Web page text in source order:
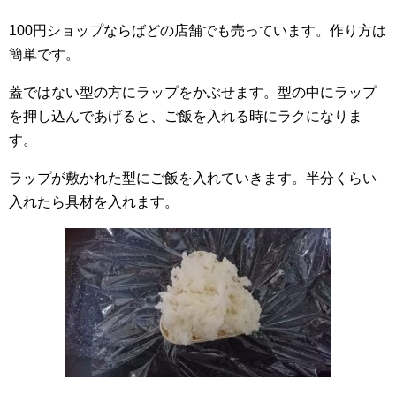
100円ショップならばどの店舗でも売っています。作り方は
簡単です。
蓋ではない型の方にラップをかぶせます。型の中にラップ
を押し込んであげると、ご飯を入れる時にラクになりま
す。
ラップが敷かれた型にご飯を入れていきます。半分くらい
入れたら具材を入れます。